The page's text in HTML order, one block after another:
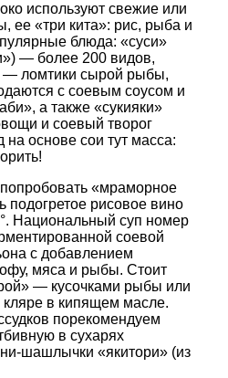
используют свежие или
ее «три кита»: рис, рыба и
блюда: «суси»
— более 200 видов,
ломтики сырой рыбы,
с соевым соусом и
а также «сукияки»
и соевый творог
основе сои тут масса:
«мраморное
подогретое рисовое вино
Национальный суп номер
соевой
с добавлением
мяса и рыбы. Стоит
— кусочками рыбы или
в кипящем масле.
порекомендуем
в сухарях
шашлычки «якитори» (из